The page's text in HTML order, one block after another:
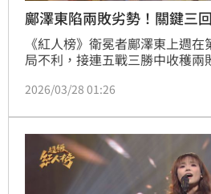
鄺澤東陷兩敗劣勢！關鍵三
《紅人榜》衛冕者鄺澤東上週
局不利，接連五戰三勝中收穫兩
地獄車輪戰！面對背水一戰，鄺
場，讓評審詹雅雯直呼：「原來
你以後一定會紅！」
2026/03/28 01:26